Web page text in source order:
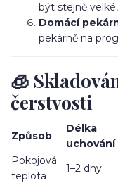
být stejně
Domácí
pekárně na
🧊
čerstvosti
Způsob
Délka
uchování
Pokojová
teplota
1–2 dny